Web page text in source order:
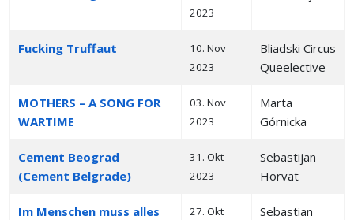
2023
Fucking Truffaut
10. Nov
2023
Bliadski Circus
Queelective
MOTHERS – A SONG FOR
WARTIME
03. Nov
2023
Marta
Górnicka
Cement Beograd
(Cement Belgrade)
31. Okt
2023
Sebastijan
Horvat
Im Menschen muss alles
27. Okt
Sebastian